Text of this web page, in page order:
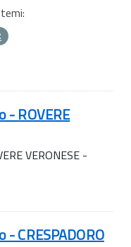
ROVERE
VERONESE -
CRESPADORO